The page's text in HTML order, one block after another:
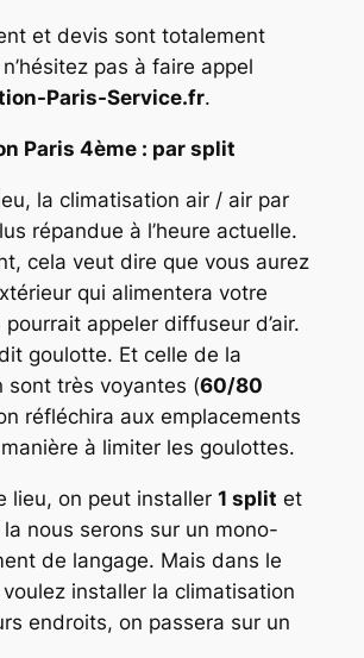
et devis sont totalement
pas à faire appel
Paris-Service.fr.
Paris 4ème : par split
la climatisation air / air par
répandue à l’heure actuelle.
cela veut dire que vous aurez
qui alimentera votre
pourrait appeler diffuseur d’air.
goulotte. Et celle de la
sont très voyantes (60/80
réfléchira aux emplacements
à limiter les goulottes.
lieu, on peut installer 1 split et
nous serons sur un mono-
de langage. Mais dans le
installer la climatisation
endroits, on passera sur un